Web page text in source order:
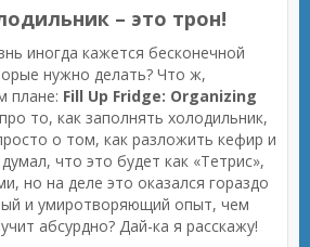
– это трон!
иногда кажется бесконечной
нужно делать? Что ж,
плане: Fill Up Fridge: Organizing
то, как заполнять холодильник,
о том, как разложить кефир и
что это будет как «Тетрис»,
но на деле это оказался гораздо
и умиротворяющий опыт, чем
абсурдно? Дай-ка я расскажу!